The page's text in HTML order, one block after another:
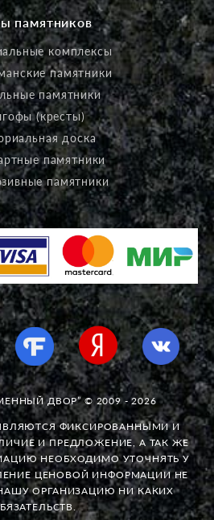
памятников
комплексы
памятники
памятники
(кресты)
доска
памятники
памятники
ДВОР” © 2009 - 2026
ФИКСИРОВАННЫМИ И
И ПРЕДЛОЖЕНИЕ, А ТАК ЖЕ
НЕОБХОДИМО УТОЧНЯТЬ У
ЦЕНОВОЙ ИНФОРМАЦИИ НЕ
ОРГАНИЗАЦИЮ НИ КАКИХ